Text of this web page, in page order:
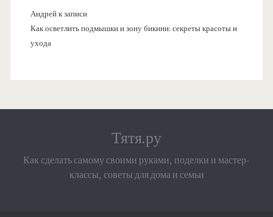
Андрейк записи
Как осветлить подмышки и зону бикини: секреты красоты и
ухода
Тятя.ру
Как сделать самому своими руками, поделки и мастер-
классы, советы для дома и семьи